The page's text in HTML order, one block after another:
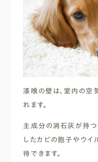
漆喰の壁は、室内の空
れます。
主成分の消石灰が持つ
したカビの胞子やウイ
待できます。